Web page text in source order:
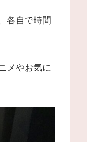
各自で時間
メやお気に